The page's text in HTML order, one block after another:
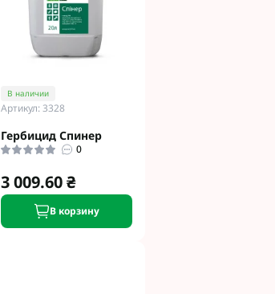
В наличии
Артикул: 3328
Гербицид Спинер
0
3 009.60 ₴
В корзину